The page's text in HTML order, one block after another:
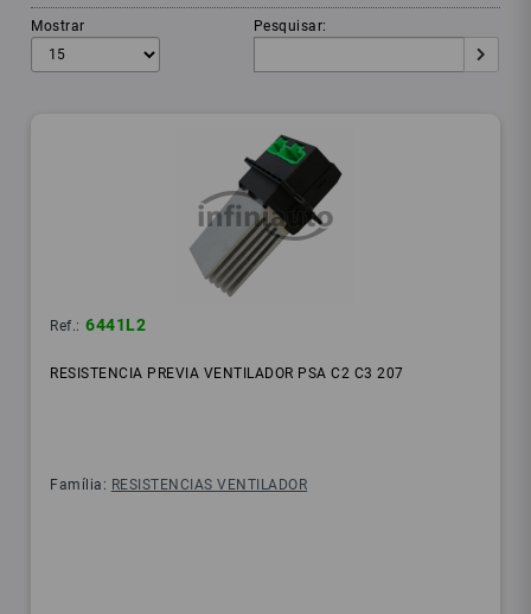
Mostrar Pesquisar:
Ref.: 6441L2
RESISTENCIA PREVIA VENTILADOR PSA C2 C3 207
Família: RESISTENCIAS VENTILADOR